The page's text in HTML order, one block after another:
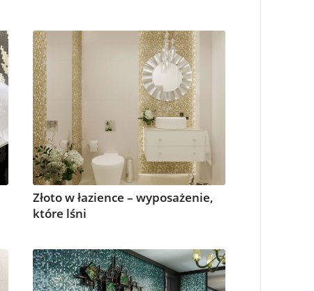
Złoto w łazience – wyposażenie,
które lśni